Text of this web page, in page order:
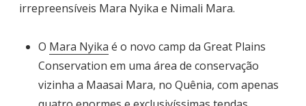
irrepreensíveis Mara Nyika e Nimali Mara.
O Mara Nyika é o novo camp da Great Plains
Conservation em uma área de conservação
vizinha a Maasai Mara, no Quênia, com apenas